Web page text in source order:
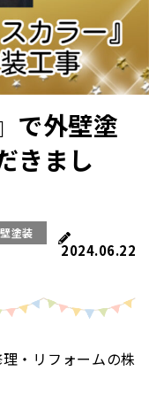
で外壁塗
きまし
塗装
2024.06.22
・リフォームの株